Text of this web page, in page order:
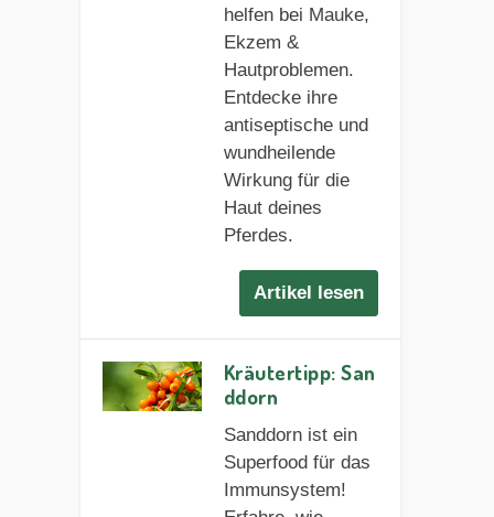
helfen bei Mauke,
Ekzem &
Hautproblemen.
Entdecke ihre
antiseptische und
wundheilende
Wirkung für die
Haut deines
Pferdes.
Artikel lesen
Kräutertipp: San
ddorn
Sanddorn ist ein
Superfood für das
Immunsystem!